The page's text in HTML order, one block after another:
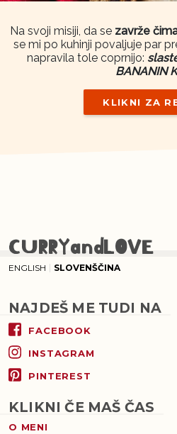
Na svoji misiji, da se zavrže
se mi po kuhinji povaljuje par
napravila tole coprnijo:
BANANIN
KLIKNI ZA
CURRYandLOVE
ENGLISH SLOVENŠČINA
NAJDEŠ ME TUDI NA
FACEBOOK
INSTAGRAM
PINTEREST
KLIKNI ČE MAŠ ČAS
O MENI